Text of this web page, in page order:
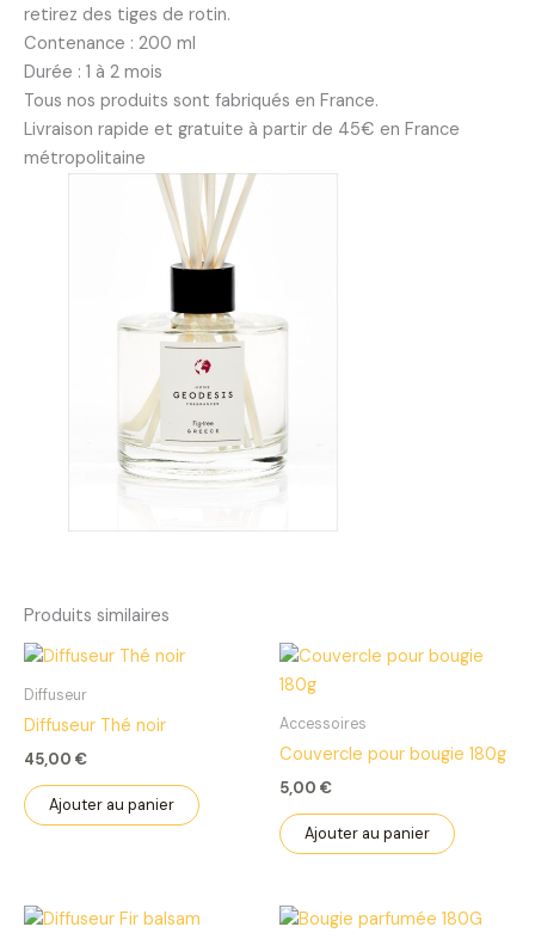
retirez des tiges de rotin.
Contenance : 200 ml
Durée : 1 à 2 mois
Tous nos produits sont fabriqués en France.
Livraison rapide et gratuite à partir de 45€ en France
métropolitaine
Produits similaires
Diffuseur
Diffuseur Thé noir
45,00 €
Ajouter au panier
Accessoires
Couvercle pour bougie 180g
5,00 €
Ajouter au panier